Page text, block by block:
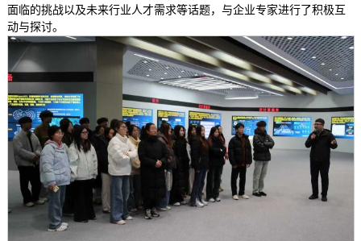
面临的挑战以及未来行业人才需求等话题，与企业专家进行了积极互
动与探讨。